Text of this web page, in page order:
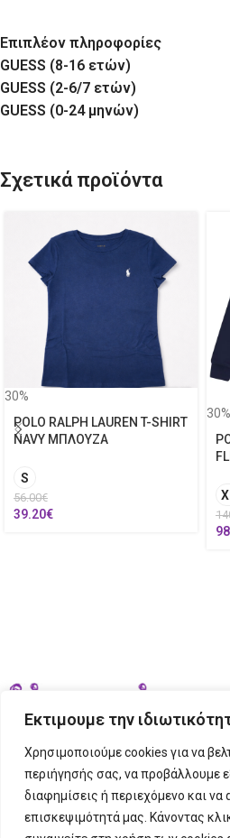
Εκτιμουμε την
Χρησιμοποιούμε cookies για να
περιήγησής σας, να προβάλλουμε
διαφημίσεις ή περιεχόμενο και να
επισκεψιμότητά μας. Κάνοντας
Επιπλέον πληροφορίες
GUESS (8-16 ετών)
GUESS (2-6/7 ετών)
GUESS (0-24 μηνών)
Σχετικά προϊόντα
30%
POLO RALPH LAUREN T-SHIRT
NAVY ΜΠΛΟΥΖΑ
S
56.00€
39.20€
30%
ΣΤΟΙΧΕΙΑ ΕΠΙΚΟΙΝΩΝΙΑΣ